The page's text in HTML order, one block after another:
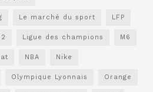
Le marché du sport LFP
Ligue des champions M6
NBA Nike
Olympique Lyonnais Orange